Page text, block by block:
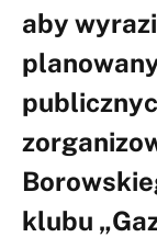
aby
klubu